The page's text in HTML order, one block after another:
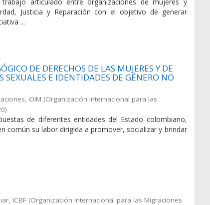
Justicia y Reparación con el objetivo de generar
...
DE DERECHOS DE LAS MUJERES Y DE
SEXUALES E IDENTIDADES DE GÉNERO NO
OIM (Organización Internacional para las
)
de diferentes entidades del Estado colombiano,
común su labor dirigida a promover, socializar y brindar
ICBF (Organización Internacional para las Migraciones